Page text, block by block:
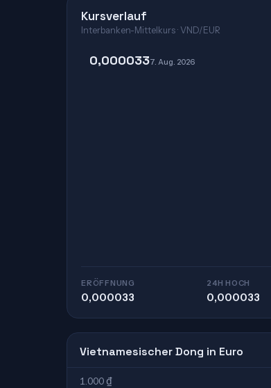
Kursverlauf
Interbanken-Mittelkurs · VND/EUR
0,0000337. Aug. 2026
ERÖFFNUNG
0,000033
24H HOCH
0,000033
Vietnamesischer Dong in Euro
1.000 ₫